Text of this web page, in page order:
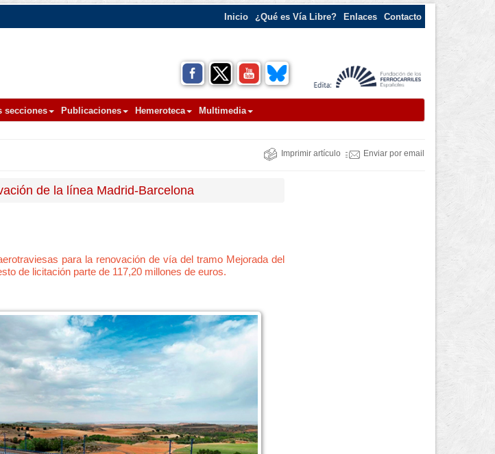
Inicio ¿Qué es Vía Libre? Enlaces Contacto
secciones Publicaciones Hemeroteca Multimedia
Imprimir artículo Enviar por email
de la línea Madrid-Barcelona
para la renovación de vía del tramo Mejorada del
de licitación parte de 117,20 millones de euros.